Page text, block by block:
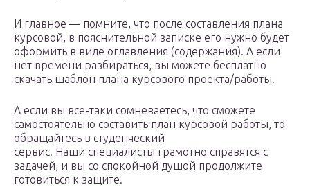
И главное — помните, что после составления плана
курсовой, в пояснительной записке его нужно будет
оформить в виде оглавления (содержания). А если
нет времени разбираться, вы можете бесплатно
скачать шаблон плана курсового проекта/работы.
А если вы все-таки сомневаетесь, что сможете
самостоятельно составить план курсовой работы, то
обращайтесь в студенческий
сервис. Наши специалисты грамотно справятся с
задачей, и вы со спокойной душой продолжите
готовиться к защите.